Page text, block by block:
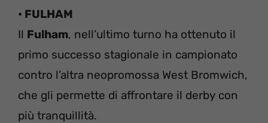
• FULHAM
Il Fulham, nell’ultimo turno ha ottenuto il
primo successo stagionale in campionato
contro l’altra neopromossa West Bromwich,
che gli permette di affrontare il derby con
più tranquillità.